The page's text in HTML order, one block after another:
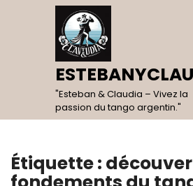
"Esteban & Claudia – Vivez la
passion du tango argentin."
Étiquette :